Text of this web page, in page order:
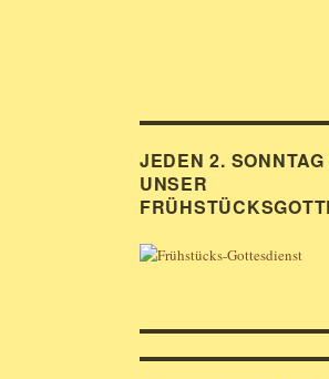
JEDEN 2. SONNTAG
UNSER